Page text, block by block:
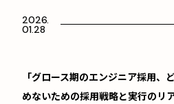
2026.
01.28
「グロース期のエンジニア採用、
めないための採用戦略と実行のリ